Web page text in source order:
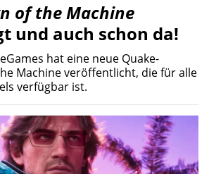
of the Machine
und auch schon da!
hat eine neue Quake-
Machine veröffentlicht, die für alle
verfügbar ist.